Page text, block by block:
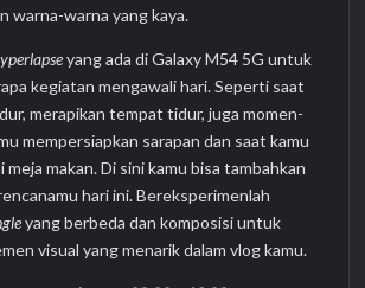
warna-warna yang kaya.
yang ada di Galaxy M54 5G untuk
kegiatan mengawali hari. Seperti saat
merapikan tempat tidur, juga momen-
mempersiapkan sarapan dan saat kamu
meja makan. Di sini kamu bisa tambahkan
hari ini. Bereksperimenlah
yang berbeda dan komposisi untuk
visual yang menarik dalam vlog kamu.